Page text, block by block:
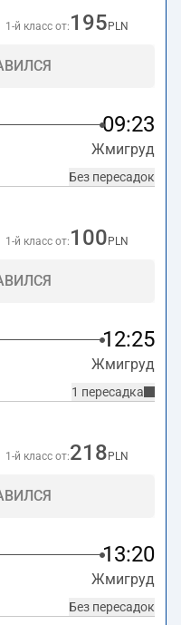
1-й класс от: 195 PLN
09:23
Жмигруд
Без пересадок
1-й класс от: 100 PLN
12:25
Жмигруд
1 пересадка
1-й класс от:218 PLN
13:20
Жмигруд
Без пересадок